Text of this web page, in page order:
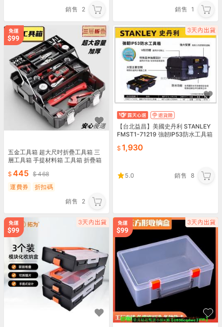
銷售
2
銷售 1
五金工具箱 超大尺吋折疊工具箱 三
層工具箱 手提材料箱 工具箱 折疊箱
445
468
運費券
折扣碼
銷售
2
【台北益昌】美國史丹利 STANLEY
FMST1-71219 強韌IP53防水工具箱
1,930
5.0 銷售 8